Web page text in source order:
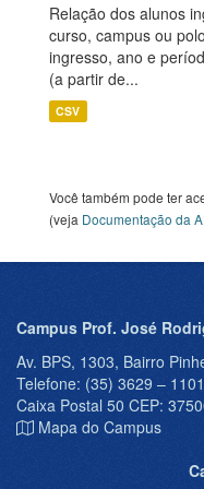
Relação dos alunos
curso, campus ou
ingresso, ano e
(a partir de...
CSV
Você também pode ter
(veja Documentação da
Campus Prof. José
Av. BPS, 1303, Bairro
Telefone: (35) 3629 –
Caixa Postal 50 CEP:
Mapa do Campus